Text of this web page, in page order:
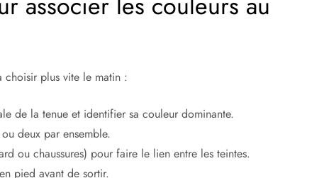
choisir plus vite le matin :
de la tenue et identifier sa couleur dominante.
deux par ensemble.
ou chaussures) pour faire le lien entre les teintes.
pied avant de sortir.